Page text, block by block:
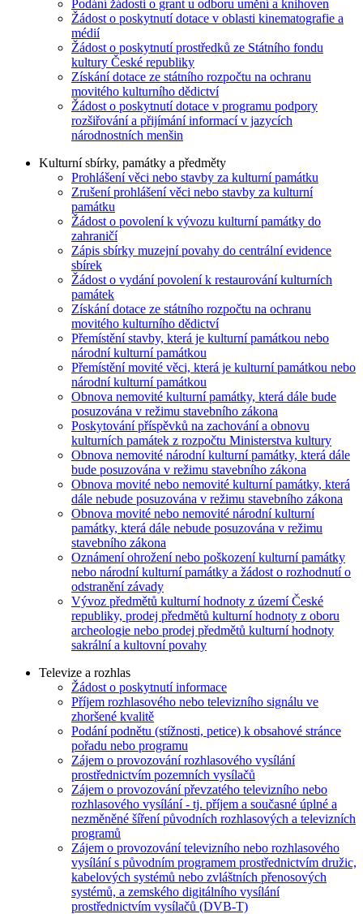
Podání žádosti o grant u odboru umění a knihoven
Žádost o poskytnutí dotace v oblasti kinematografie a
médií
Žádost o poskytnutí prostředků ze Státního fondu
kultury České republiky
Získání dotace ze státního rozpočtu na ochranu
movitého kulturního dědictví
Žádost o poskytnutí dotace v programu podpory
rozšiřování a přijímání informací v jazycích
národnostních menšin
Kulturní sbírky, památky a předměty
Prohlášení věci nebo stavby za kulturní památku
Zrušení prohlášení věci nebo stavby za kulturní
památku
Žádost o povolení k vývozu kulturní památky do
zahraničí
Zápis sbírky muzejní povahy do centrální evidence
sbírek
Žádost o vydání povolení k restaurování kulturních
památek
Získání dotace ze státního rozpočtu na ochranu
movitého kulturního dědictví
Přemístění stavby, která je kulturní památkou nebo
národní kulturní památkou
Přemístění movité věci, která je kulturní památkou nebo
národní kulturní památkou
Obnova nemovité kulturní památky, která dále bude
posuzována v režimu stavebního zákona
Poskytování příspěvků na zachování a obnovu
kulturních památek z rozpočtu Ministerstva kultury
Obnova nemovité národní kulturní památky, která dále
bude posuzována v režimu stavebního zákona
Obnova movité nebo nemovité kulturní památky, která
dále nebude posuzována v režimu stavebního zákona
Obnova movité nebo nemovité národní kulturní
památky, která dále nebude posuzována v režimu
stavebního zákona
Oznámení ohrožení nebo poškození kulturní památky
nebo národní kulturní památky a žádost o rozhodnutí o
odstranění závady
Vývoz předmětů kulturní hodnoty z území České
republiky, prodej předmětů kulturní hodnoty z oboru
archeologie nebo prodej předmětů kulturní hodnoty
sakrální a kultovní povahy
Televize a rozhlas
Žádost o poskytnutí informace
Příjem rozhlasového nebo televizního signálu ve
zhoršené kvalitě
Podání podnětu (stížnosti, petice) k obsahové stránce
pořadu nebo programu
Zájem o provozování rozhlasového vysílání
prostřednictvím pozemních vysílačů
Zájem o provozování převzatého televizního nebo
rozhlasového vysílání - tj. příjem a současné úplné a
nezměněné šíření původních rozhlasových a televizních
programů
Zájem o provozování televizního nebo rozhlasového
vysílání s původním programem prostřednictvím družic,
kabelových systémů nebo zvláštních přenosových
systémů, a zemského digitálního vysílání
prostřednictvím vysílačů (DVB-T)